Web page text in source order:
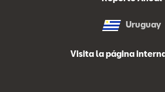
Uruguay
Visita la página